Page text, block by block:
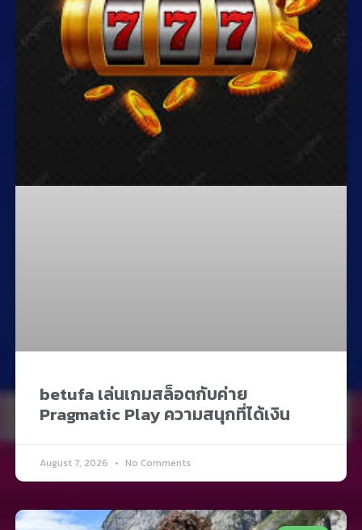
betufa เล่นเกมสล็อตกับค่าย
Pragmatic Play ความสนุกที่ได้เงิน
August 7, 2026 No Comments